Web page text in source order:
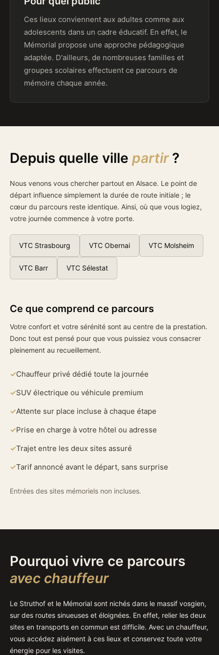
Ces lieux conviennent aux adultes comme aux
adolescents dans un cadre éducatif. En effet, le
Mémorial propose une approche pédagogique
adaptée. D'ailleurs, de nombreuses familles et
groupes scolaires effectuent ce parcours de
mémoire chaque année.
Depuis quelle ville partir?
Nous venons vous chercher partout en Alsace. Le point de
départ influence simplement la durée de route initiale ; le
cœur du parcours reste identique. Ainsi, où que vous logiez,
votre journée commence à votre porte.
VTC Strasbourg VTC Obernai VTC Molsheim
VTC Barr VTC Sélestat
Ce que comprend ce parcours
Votre confort et votre sérénité sont au centre de la prestation.
Donc tout est pensé pour que vous puissiez vous consacrer
pleinement au recueillement.
Chauffeur privé dédié toute la journée
SUV électrique ou véhicule premium
Attente sur place incluse à chaque étape
Prise en charge à votre hôtel ou adresse
Trajet entre les deux sites assuré
Tarif annoncé avant le départ, sans surprise
Entrées des sites mémoriels non incluses.
Pourquoi vivre ce parcours
avec chauffeur
Le Struthof et le Mémorial sont nichés dans le massif vosgien,
sur des routes sinueuses et éloignées. En effet, relier les deux
sites en transports en commun est difficile. Avec un chauffeur,
vous accédez aisément à ces lieux et conservez toute votre
énergie pour les visites.